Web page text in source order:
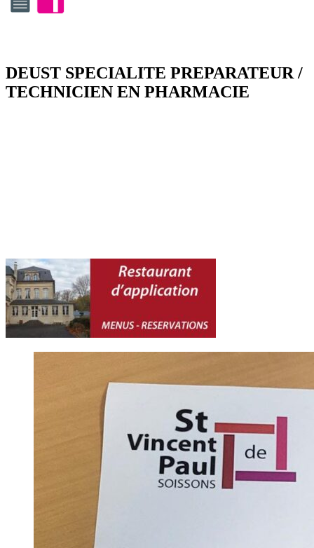
DEUST SPECIALITE PREPARATEUR /
TECHNICIEN EN PHARMACIE